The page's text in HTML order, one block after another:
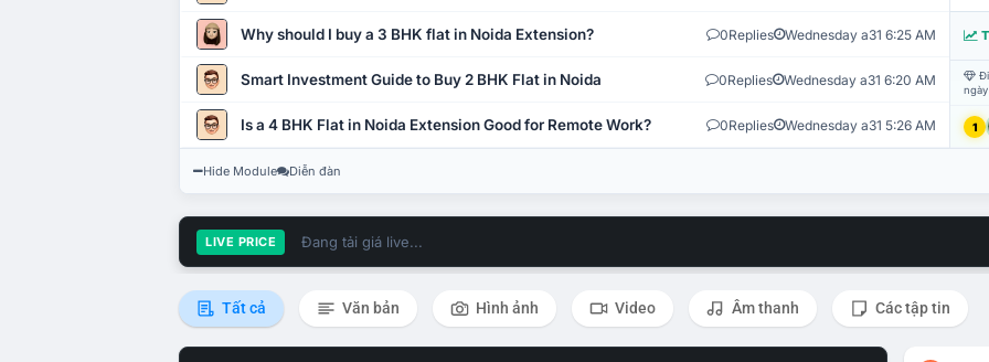
Why should I buy a 3 BHK flat in Noida Extension? 0Replies Wednesday a31 6:25 AM
Smart Investment Guide to Buy 2 BHK Flat in Noida 0Replies Wednesday a31 6:20 AM
Is a 4 BHK Flat in Noida Extension Good for Remote Work? 0Replies Wednesday a31 5:26 AM 1
Hide Module Diễn đàn
LIVE PRICE Đang tải giá live...
Tất cả Văn bản Hình ảnh Video Âm thanh Các tập tin